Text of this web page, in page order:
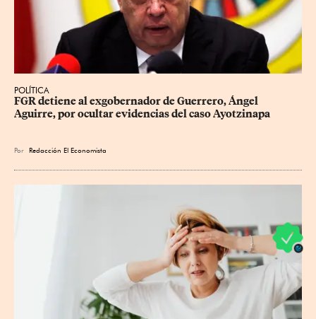
POLÍTICA
FGR detiene al exgobernador de Guerrero, Ángel
Aguirre, por ocultar evidencias del caso Ayotzinapa
Por Redacción El Economista